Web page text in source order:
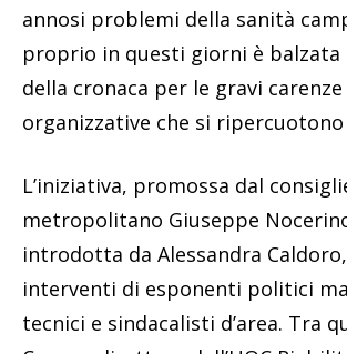
annosi problemi della sanità
proprio in questi giorni è balzata
della cronaca per le gravi carenze
organizzative che si ripercuotono
L’iniziativa, promossa dal
metropolitano Giuseppe
introdotta da Alessandra
interventi di esponenti politici
tecnici e sindacalisti d’area. Tra